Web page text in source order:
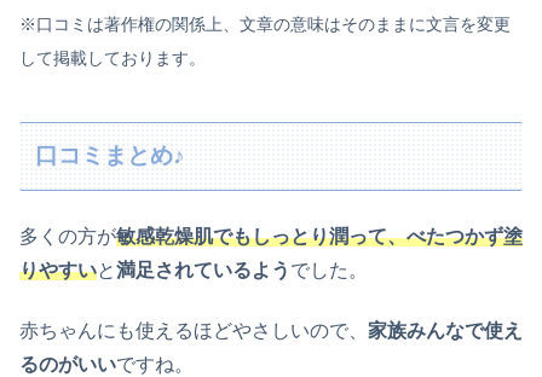
※口コミは著作権の関係上、文章の意味はそのままに文言を変更
して掲載しております。
口コミまとめ♪
多くの方が敏感乾燥肌でもしっとり潤って、べたつかず塗
りやすいと満足されているよう でした。
赤ちゃんにも使えるほどやさしいので、 家族みんなで使え
るのがいいですね。